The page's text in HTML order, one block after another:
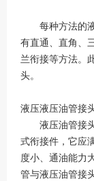
每种方法的液
有直通、直角、
兰衔接等方法。
头。
液压液压油管接
液压油管接头
式衔接件，它应
度小、通油能力
管与液压油管接